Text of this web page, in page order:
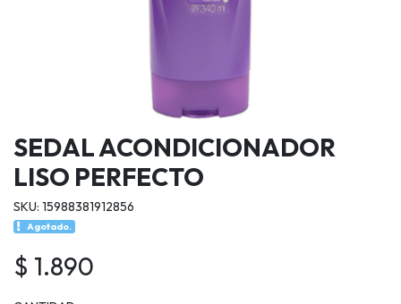
SEDAL ACONDICIONADOR
LISO PERFECTO
SKU: 15988381912856
Agotado.
$ 1.890